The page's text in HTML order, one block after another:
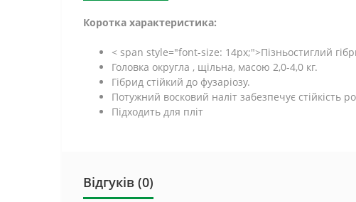
Коротка характеристика:
< span style="font-size: 14px;">Пізньостиглий
Головка округла , щільна, масою 2,0-4,0 кг.
Гібрид стійкий до фузаріозу.
Потужний восковий наліт забезпечує
Підходить для пліт
Відгуків (0)